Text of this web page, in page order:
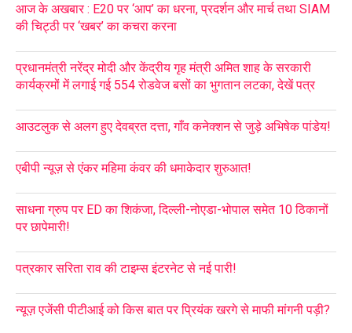
आज के अखबार : E20 पर ‘आप’ का धरना, प्रदर्शन और मार्च तथा SIAM
की चिट्ठी पर ‘खबर’ का कचरा करना
प्रधानमंत्री नरेंद्र मोदी और केंद्रीय गृह मंत्री अमित शाह के सरकारी
कार्यक्रमों में लगाई गई 554 रोडवेज बसों का भुगतान लटका, देखें पत्र
आउटलुक से अलग हुए देवब्रत दत्ता, गाँव कनेक्शन से जुड़े अभिषेक पांडेय!
एबीपी न्यूज़ से एंकर महिमा कंवर की धमाकेदार शुरुआत!
साधना ग्रुप पर ED का शिकंजा, दिल्ली-नोएडा-भोपाल समेत 10 ठिकानों
पर छापेमारी!
पत्रकार सरिता राव की टाइम्स इंटरनेट से नई पारी!
न्यूज़ एजेंसी पीटीआई को किस बात पर प्रियंक खरगे से माफी मांगनी पड़ी?